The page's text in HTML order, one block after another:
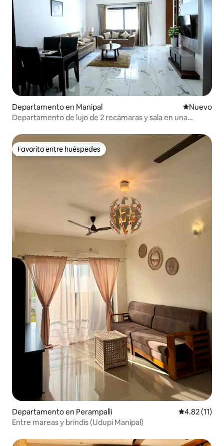
Departamento en Manipal Nuevo
Nuevo
Departamento de lujo de 2 recámaras y sala en una
Favorito entre huéspedes
Favorito entre huéspedes
Departamento en Perampalli Calificación
4.82 (11)
Entre mareas y brindis (Udupi Manipal)